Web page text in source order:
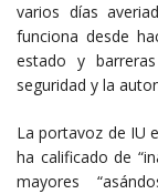
varios días
funciona desde
estado y
seguridad y la
La portavoz de IU
ha calificado de
mayores